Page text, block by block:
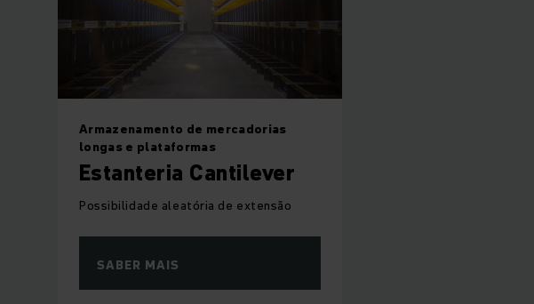
Armazenamento de mercadorias
longas e plataformas
Estanteria Cantilever
Possibilidade aleatória de extensão
SABER MAIS